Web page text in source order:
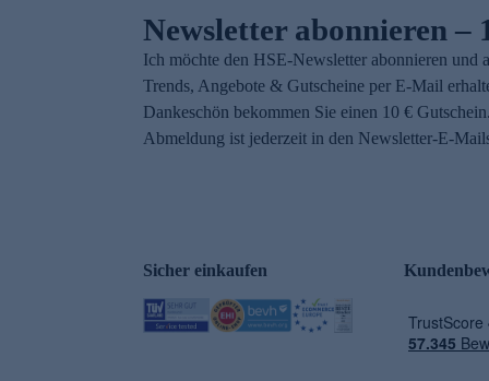
Newsletter abonnieren –
Ich möchte den HSE-Newsletter abonnieren und
Trends, Angebote & Gutscheine per E-Mail
Dankeschön bekommen Sie einen 10 €
Abmeldung ist jederzeit in den Newsletter-E-
Sicher einkaufen